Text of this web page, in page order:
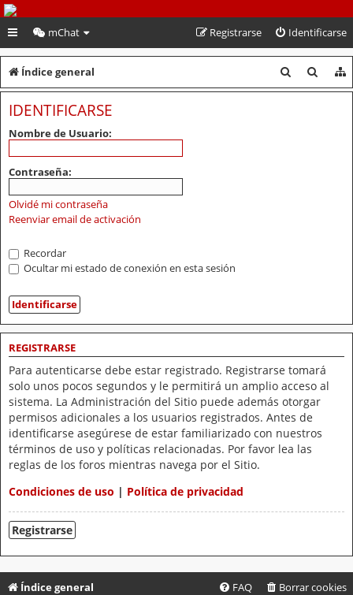
PeruVoley.com
mChat Identificarse
Registrarse
Índice general
u
u
IDENTIFICARSE
Nombre de Usuario:
Contraseña:
Olvidé mi contraseña
Reenviar email de activación
Recordar
Ocultar mi estado de conexión en esta sesión
REGISTRARSE
Para autenticarse debe estar registrado. Registrarse tomará
solo unos pocos segundos y le permitirá un amplio acceso al
sistema. La Administración del Sitio puede además otorgar
permisos adicionales a los usuarios registrados. Antes de
identificarse asegúrese de estar familiarizado con nuestros
términos de uso y políticas relacionadas. Por favor lea las
reglas de los foros mientras navega por el Sitio.
Condiciones de uso | Política de privacidad
Registrarse
Índice general Borrar cookies
FAQ